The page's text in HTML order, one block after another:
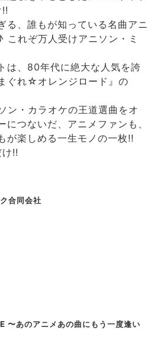
る、誰もが知っている名曲アニ
これぞ万人受けアニソン・ミ
は、80年代に絶大な人気を誇
ぐれ☆オレンジロード』の
ン・カラオケの王道選曲をオ
につないだ、アニメファンも、
が楽しめる一生モノの一枚!!
!!
合同会社
〜あのアニメあの曲にもう一度逢い